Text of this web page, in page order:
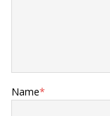
Name*